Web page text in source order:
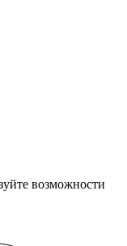
возможности